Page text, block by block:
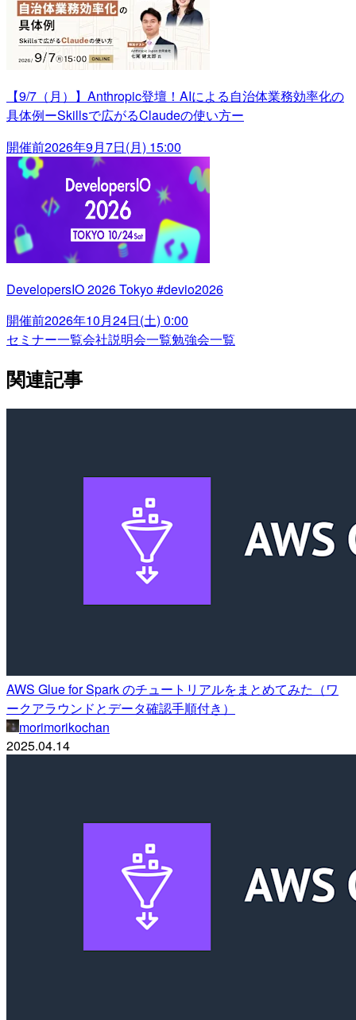
【9/7（月）】Anthropic登壇！AIによる自治体業務効率化の
具体例ーSkillsで広がるClaudeの使い方ー
開催前2026年9月7日(月) 15:00
DevelopersIO 2026 Tokyo #devio2026
開催前2026年10月24日(土) 0:00
セミナー一覧会社説明会一覧勉強会一覧
関連記事
AWS Glue for Spark のチュートリアルをまとめてみた（ワ
ークアラウンドとデータ確認手順付き）
morimorikochan
2025.04.14